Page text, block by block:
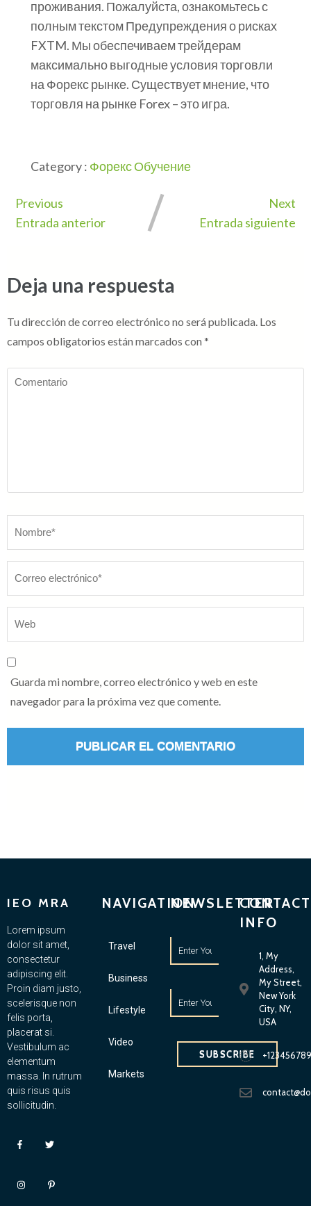
проживания. Пожалуйста, ознакомьтесь с
полным текстом Предупреждения о рисках
FXTM. Мы обеспечиваем трейдерам
максимально выгодные условия торговли
на Форекс рынке. Существует мнение, что
торговля на рынке Forex – это игра.
Category : Форекс Обучение
Previous
Entrada anterior
Next
Entrada siguiente
Deja una respuesta
Tu dirección de correo electrónico no será publicada. Los
campos obligatorios están marcados con *
Comentario
Guarda mi nombre, correo electrónico y web en este
navegador para la próxima vez que comente.
IEO MRA
Lorem ipsum
dolor sit amet,
consectetur
adipiscing elit.
Proin diam justo,
scelerisque non
felis porta,
placerat si.
Vestibulum ac
elementum
massa. In rutrum
quis risus quis
sollicitudin.
NAVIGATION
Travel
Business
Lifestyle
Video
Markets
NEWSLETTER
SUBSCRIBE
CONTACT
INFO
1, My
Address,
My Street,
New York
City, NY,
USA